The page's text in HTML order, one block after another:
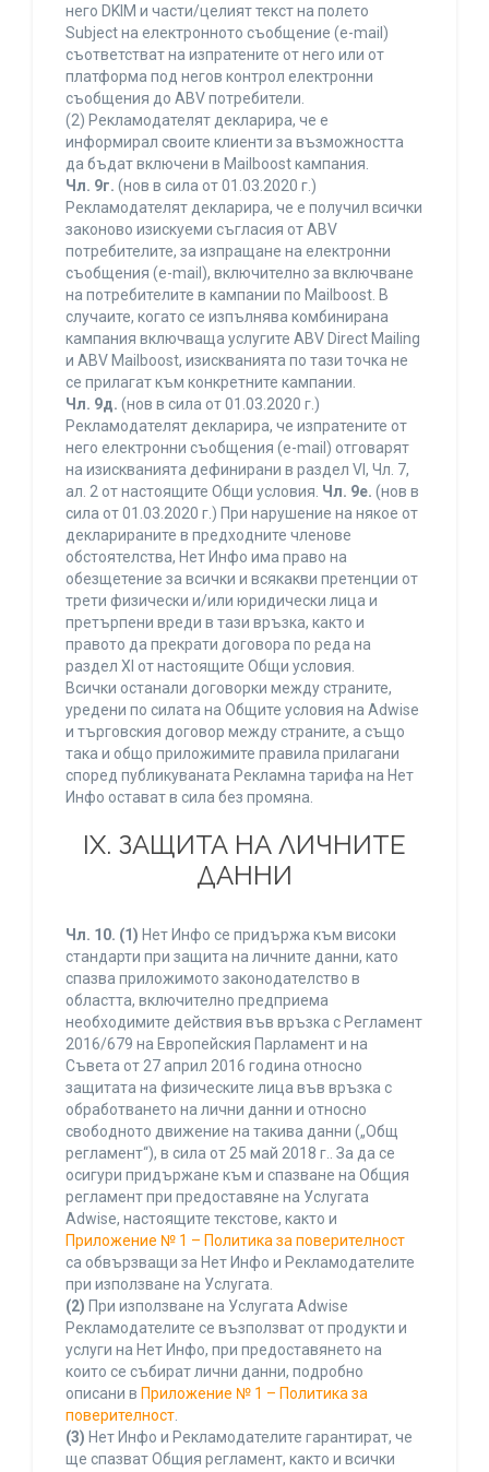
него DKIM и части/целият текст на полето
Subject на електронното съобщение (e-mail)
съответстват на изпратените от него или от
платформа под негов контрол електронни
съобщения до ABV потребители.
(2) Рекламодателят декларира, че е
информирал своите клиенти за възможността
да бъдат включени в Mailboost кампания.
Чл. 9г. (нов в сила от 01.03.2020 г.)
Рекламодателят декларира, че е получил всички
законово изискуеми съгласия от ABV
потребителите, за изпращане на електронни
съобщения (e-mail), включително за включване
на потребителите в кампании по Mailboost. В
случаите, когато се изпълнява комбинирана
кампания включваща услугите ABV Direct Mailing
и ABV Mailboost, изискванията по тази точка не
се прилагат към конкретните кампании.
Чл. 9д. (нов в сила от 01.03.2020 г.)
Рекламодателят декларира, че изпратените от
него електронни съобщения (e-mail) отговарят
на изискванията дефинирани в раздел VI, Чл. 7,
ал. 2 от настоящите Общи условия. Чл. 9е. (нов в
сила от 01.03.2020 г.) При нарушение на някое от
декларираните в предходните членове
обстоятелства, Нет Инфо има право на
обезщетение за всички и всякакви претенции от
трети физически и/или юридически лица и
претърпени вреди в тази връзка, както и
правото да прекрати договора по реда на
раздел XI от настоящите Общи условия.
Всички останали договорки между страните,
уредени по силата на Общите условия на Adwise
и търговския договор между страните, а също
така и общо приложимите правила прилагани
според публикуваната Рекламна тарифа на Нет
Инфо остават в сила без промяна.
IХ. ЗАЩИТА НА ЛИЧНИТЕ
ДАННИ
Чл. 10. (1) Нет Инфо се придържа към високи
стандарти при защита на личните данни, като
спазва приложимото законодателство в
областта, включително предприема
необходимите действия във връзка с Регламент
2016/679 на Европейския Парламент и на
Съвета от 27 април 2016 година относно
защитата на физическите лица във връзка с
обработването на лични данни и относно
свободното движение на такива данни („Общ
регламент“), в сила от 25 май 2018 г.. За да се
осигури придържане към и спазване на Общия
регламент при предоставяне на Услугата
Adwise, настоящите текстове, както и
Приложение № 1 – Политика за поверителност
са обвързващи за Нет Инфо и Рекламодателите
при използване на Услугата.
(2) При използване на Услугата Adwise
Рекламодателите се възползват от продукти и
услуги на Нет Инфо, при предоставянето на
които се събират лични данни, подробно
описани в Приложение № 1 – Политика за
поверителност.
(3) Нет Инфо и Рекламодателите гарантират, че
ще спазват Общия регламент, както и всички